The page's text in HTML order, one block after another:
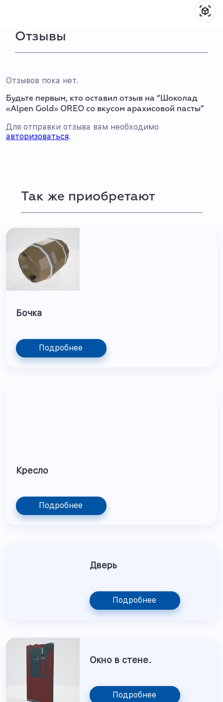
Отзывы
Отзывов пока нет.
Будьте первым, кто оставил отзыв на “Шоколад
«Alpen Gold» OREO со вкусом арахисовой пасты”
Для отправки отзыва вам необходимо
авторизоваться.
Так же приобретают
Бочка
Подробнее
Кресло
Подробнее
Дверь
Подробнее
Окно в стене.
Подробнее